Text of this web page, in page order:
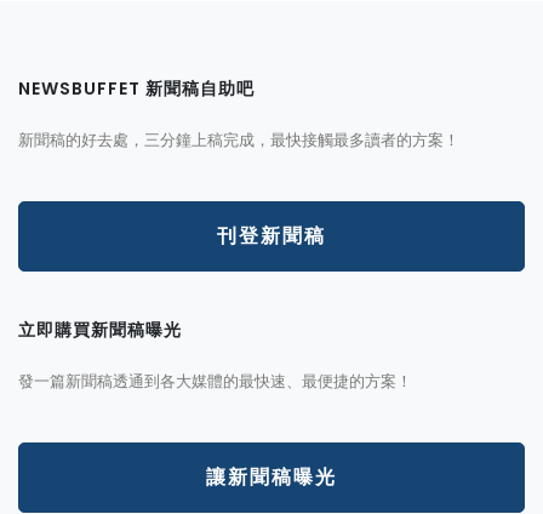
NEWSBUFFET 新聞稿自助吧
新聞稿的好去處，三分鐘上稿完成，最快接觸最多讀者的方案！
刊登新聞稿
立即購買新聞稿曝光
發一篇新聞稿透通到各大媒體的最快速、最便捷的方案！
讓新聞稿曝光